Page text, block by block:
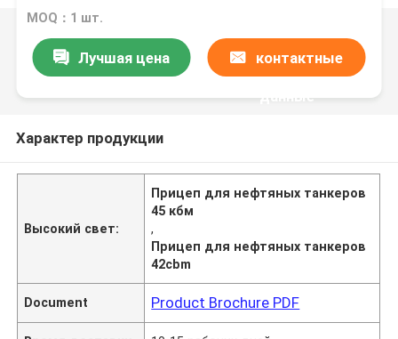
топливный бак полуприцеп
MOQ：1 шт.
Лучшая цена контактные
данные
Характер продукции
Высокий свет:
Прицеп для нефтяных танкеров
45 кбм
,
Прицеп для нефтяных танкеров
42cbm
Document Product Brochure PDF